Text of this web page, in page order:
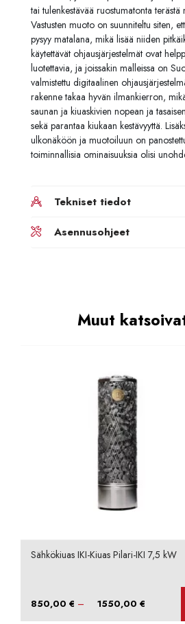
tai tulenkestävää ruostumatonta terästä
Vastusten muoto on suunniteltu siten,
pysyy matalana, mikä lisää niiden
käytettävät ohjausjärjestelmät ovat
luotettavia, ja joissakin malleissa on
valmistettu digitaalinen
rakenne takaa hyvän ilmankierron,
saunan ja kiuaskivien nopean ja
sekä parantaa kiukaan kestävyyttä.
ulkonäköön ja muotoiluun on
toiminnallisia ominaisuuksia olisi
Tekniset tiedot
Asennusohjeet
Muut
Sähkökiuas IKI-Kiuas Pilari-IKI 7,5 kW
850,00€ – 1550,00€